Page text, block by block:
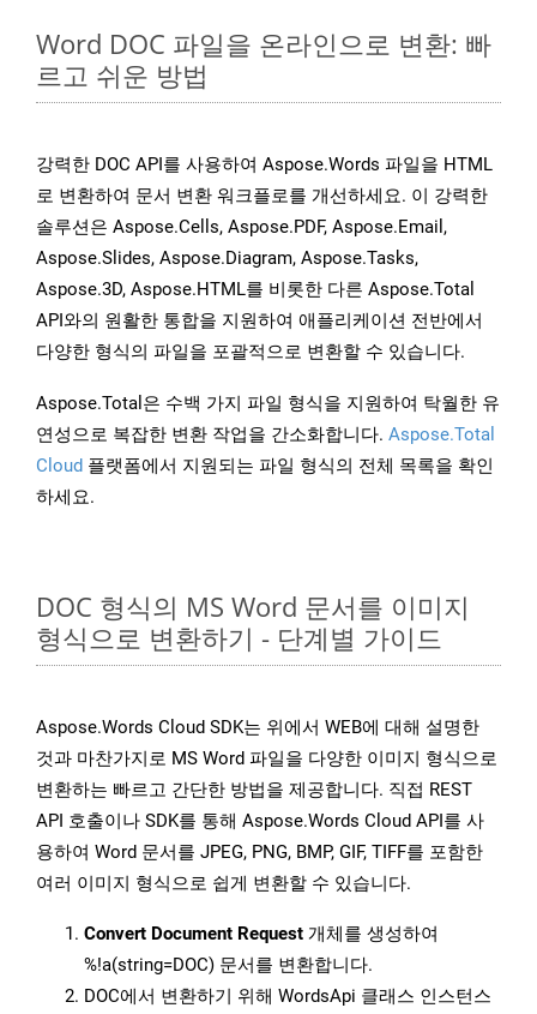
Word DOC 파일을 온라인으로 변환: 빠
르고 쉬운 방법
강력한 DOC API를 사용하여 Aspose.Words 파일을 HTML
로 변환하여 문서 변환 워크플로를 개선하세요. 이 강력한
솔루션은 Aspose.Cells, Aspose.PDF, Aspose.Email,
Aspose.Slides, Aspose.Diagram, Aspose.Tasks,
Aspose.3D, Aspose.HTML를 비롯한 다른 Aspose.Total
API와의 원활한 통합을 지원하여 애플리케이션 전반에서
다양한 형식의 파일을 포괄적으로 변환할 수 있습니다.
Aspose.Total은 수백 가지 파일 형식을 지원하여 탁월한 유
연성으로 복잡한 변환 작업을 간소화합니다. Aspose.Total
Cloud 플랫폼에서 지원되는 파일 형식의 전체 목록을 확인
하세요.
DOC 형식의 MS Word 문서를 이미지
형식으로 변환하기 - 단계별 가이드
Aspose.Words Cloud SDK는 위에서 WEB에 대해 설명한
것과 마찬가지로 MS Word 파일을 다양한 이미지 형식으로
변환하는 빠르고 간단한 방법을 제공합니다. 직접 REST
API 호출이나 SDK를 통해 Aspose.Words Cloud API를 사
용하여 Word 문서를 JPEG, PNG, BMP, GIF, TIFF를 포함한
여러 이미지 형식으로 쉽게 변환할 수 있습니다.
Convert Document Request 개체를 생성하여
%!a(string=DOC) 문서를 변환합니다.
DOC에서 변환하기 위해 WordsApi 클래스 인스턴스